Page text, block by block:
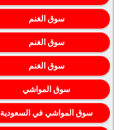
سوق الغنم
سوق الغنم
سوق الغنم
سوق المواشي
سوق المواشي في السعودية